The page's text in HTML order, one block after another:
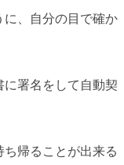
に、自分の目で確か
署名をして自動契
帰ることが出来る